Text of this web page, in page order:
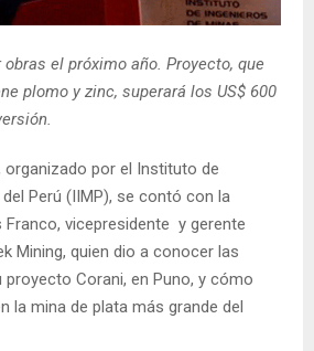
el próximo año. Proyecto, que
plomo y zinc, superará los US$ 600
organizado por el Instituto de
Perú (IIMP), se contó con la
Franco, vicepresidente y gerente
Mining, quien dio a conocer las
Corani, en Puno, y cómo
la mina de plata más grande del